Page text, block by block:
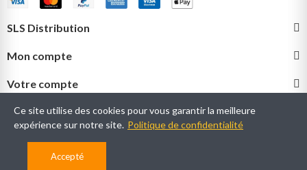
SLS Distribution
Mon compte
Votre compte
Ce site utilise des cookies pour vous garantir la meilleure
expérience sur notre site. Politique de confidentialité
Accepté